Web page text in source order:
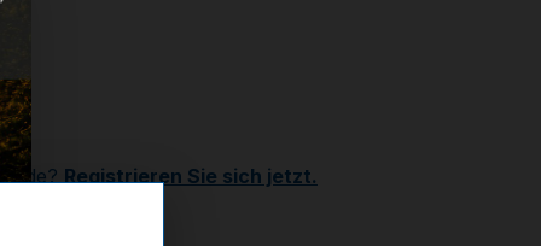
Registrieren Sie sich jetzt.